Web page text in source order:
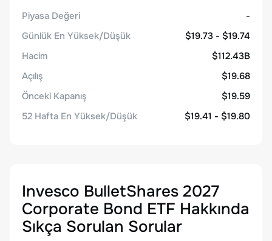
Piyasa Değeri
-
Günlük En Yüksek/Düşük
$19.73 - $19.74
Hacim
$112.43B
Açılış
$19.68
Önceki Kapanış
$19.59
52 Hafta En Yüksek/Düşük
$19.41 - $19.80
Invesco BulletShares 2027
Corporate Bond ETF Hakkında
Sıkça Sorulan Sorular